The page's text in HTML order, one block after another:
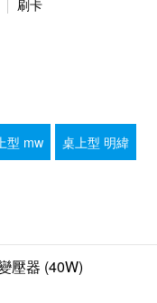
刷卡
型 mw 桌上型 明緯
壓器 (40W)